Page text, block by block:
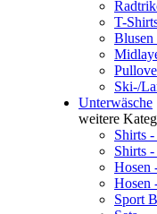
T-
Blusen
Ski-/
Unterwäsche
weitere
Shirts
Shirts
Hosen
Hosen
Sport